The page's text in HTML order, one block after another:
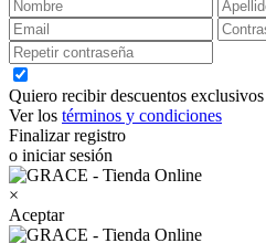
Quiero recibir descuentos
Ver los términos y condiciones
Finalizar registro
o iniciar sesión
×
Aceptar